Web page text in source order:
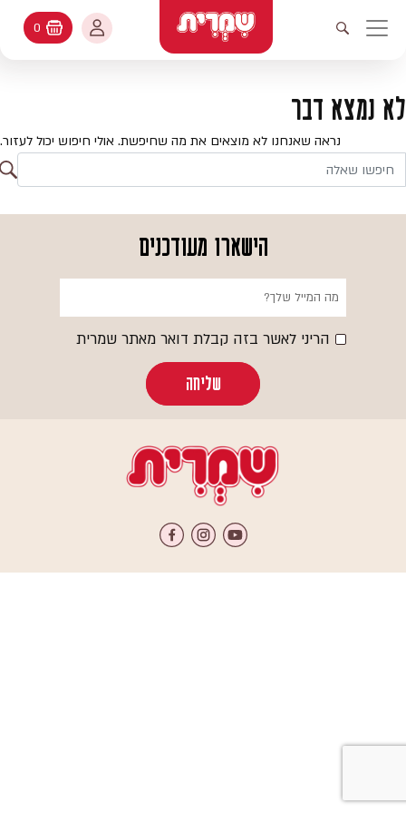
ניווט ראשי
פתיחת חיפוש
עולמות האפיה
מתכונים
קטלוג המוצרים
שאלות ותשובות
החשבון שלי
החשבון שלי
היסטורית הזמנות
עדכן סיסמה
עגלת קניות
0
לא נמצא דבר
נראה שאנחנו לא מוצאים את מה שחיפשת. אולי חיפוש יכול לעזור.
הישארו מעודכנים
הריני לאשר בזה קבלת דואר מאתר שמרית
שליחה